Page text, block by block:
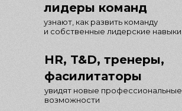
лидеры команд
узнают, как развить команду
и собственные лидерские навыки
HR, T&D, тренеры,
фасилитаторы
увидят новые профессиональные
возможности